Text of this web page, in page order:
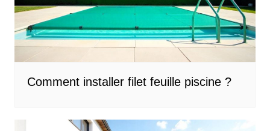
Comment installer filet feuille piscine ?